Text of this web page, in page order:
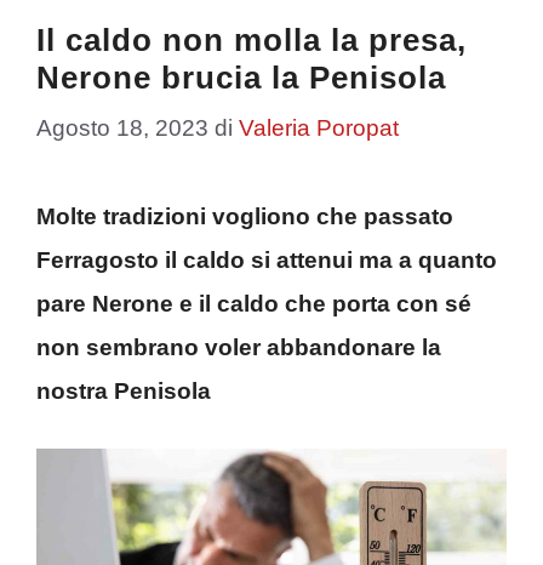
Il caldo non molla la presa,
Nerone brucia la Penisola
Agosto 18, 2023 di Valeria Poropat
Molte tradizioni vogliono che passato
Ferragosto il caldo si attenui ma a quanto
pare Nerone e il caldo che porta con sé
non sembrano voler abbandonare la
nostra Penisola